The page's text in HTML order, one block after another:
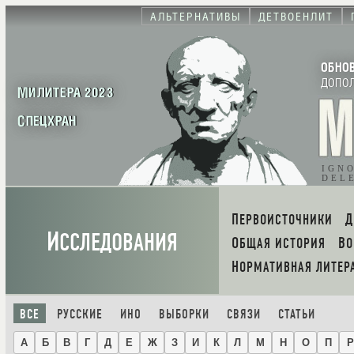
АЛЬТЕРНАТИВЫ ДЕТВОЕНЛИТ
МИЛИТЕРА 2023
СПЕЦХРАН
ИССЛЕДОВАНИЯ
ПЕРВОИСТОЧНИКИ
ОБЩАЯ ИСТОРИЯ
НОРМАТИВНАЯ
ВСЕ РУССКИЕ ИНО ВЫБОРКИ СВЯЗИ СТАТЬИ
А Б В Г Д Е Ж З И К Л М Н О П Р